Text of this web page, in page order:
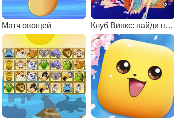
Матч овощей Клуб Винкс: найди пары